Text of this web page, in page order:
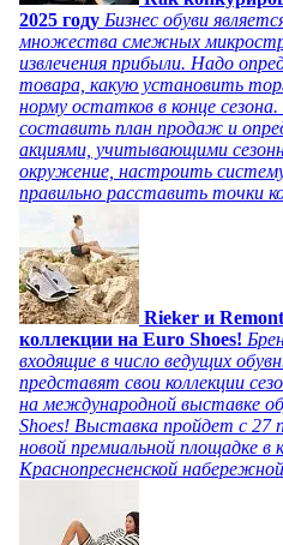
2025 году Бизнес обуви
множества смежных
извлечения прибыли. Надо
товара, какую установить
норму остатков в конце
составить план продаж и
акциями, учитывающими
окружение, настроить
правильно расставить точки
Rieker и
коллекции на Euro Shoes!
входящие в число ведущих
представят свои коллекции
на международной выставке
Shoes! Выставка пройдет c 27
новой премиальной площадке
Краснопресненской